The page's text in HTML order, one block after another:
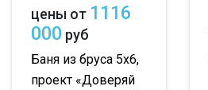
цены от 1116
000 руб
Баня из бруса 5х6,
проект «Доверяй